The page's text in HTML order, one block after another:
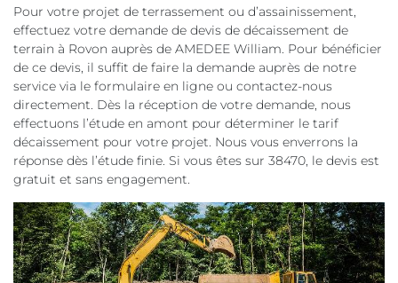
Pour votre projet de terrassement ou d’assainissement,
effectuez votre demande de devis de décaissement de
terrain à Rovon auprès de AMEDEE William. Pour bénéficier
de ce devis, il suffit de faire la demande auprès de notre
service via le formulaire en ligne ou contactez-nous
directement. Dès la réception de votre demande, nous
effectuons l’étude en amont pour déterminer le tarif
décaissement pour votre projet. Nous vous enverrons la
réponse dès l’étude finie. Si vous êtes sur 38470, le devis est
gratuit et sans engagement.